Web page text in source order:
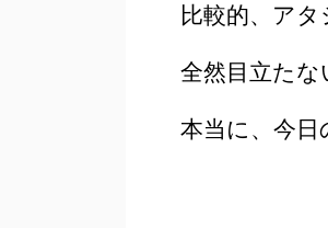
比較的、ア
全然目立たな
本当に、今日